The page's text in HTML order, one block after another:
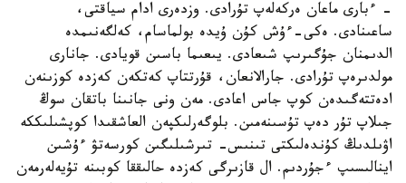
- ءبارى ماعان ەركەلەپ تۇرادى. وزدەرى ادام سياقتى،
ساعىنادى. ەكى-ءۇش كۇن ۇيدە بولماسام، كەلگەنىمدە
الدىمنان جۇگىرىپ شىعادى. يىعىما باسىن قويادى. جانارى
مولدىرەپ تۇرادى. جارالانعان، قۇرتتاپ كەتكەن كەزدە كوزىنەن
ادەتتەگىدەن كوپ جاس اعادى. مەن ونى جانىنا باتقان سوڭ
جىلاپ تۇر دەپ تۇسىنەمىن. بلوگەرلىكپەن العاشقىدا كوپشىلىككە
اۋىلدىڭ كۇندەلىكتى تىنىس- تىرشىلىگىن كورسەتۋ ءۇشىن
اينالىسىپ ءجۇردىم. ال قازىرگى كەزدە حالىققا كوبىنە تۇيەلەرمەن